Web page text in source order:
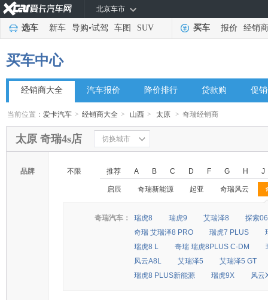
北京车市
选车 新车 导购•试驾 车图 SUV 买车 报价 经销商
买车中心
经销商大全 汽车报价 降价排行 贷款购 促
当前位置：爱卡汽车 > 经销商大全 > 山西 > 太原 > 奇瑞经销商
太原 奇瑞4s店 切换城市
品牌 不限 推荐 A B C D F G H J
启辰 奇瑞新能源 起亚 奇瑞风云
奇瑞汽车： 瑞虎8 瑞虎9 艾瑞泽8
探索06
奇瑞 艾瑞泽8 PRO
瑞虎7 PLUS
瑞虎8 L
奇瑞 瑞虎8PLUS C-DM
风云A8L
艾瑞泽5
艾瑞泽5 GT
瑞虎8 PLUS新能源
瑞虎9X 风云